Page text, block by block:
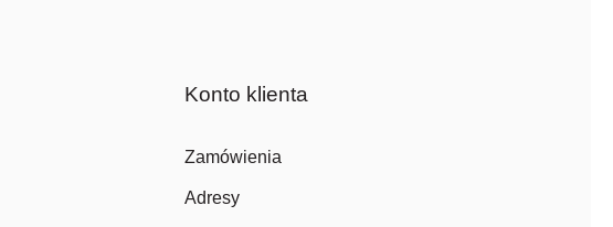
Konto klienta
Zamówienia
Adresy